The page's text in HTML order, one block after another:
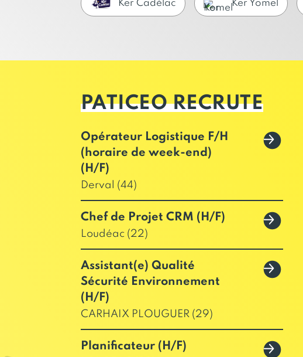
Ker Cadélac Ker Yomel
PATICEO RECRUTE
Opérateur Logistique F/H
(horaire de week-end)
(H/F)
Derval (44)
Chef de Projet CRM (H/F)
Loudéac (22)
Assistant(e) Qualité
Sécurité Environnement
(H/F)
CARHAIX PLOUGUER (29)
Planificateur (H/F)